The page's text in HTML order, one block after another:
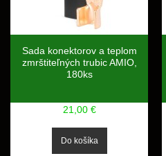
Sada konektorov a teplom
zmrštiteľných trubic AMIO,
180ks
21,00 €